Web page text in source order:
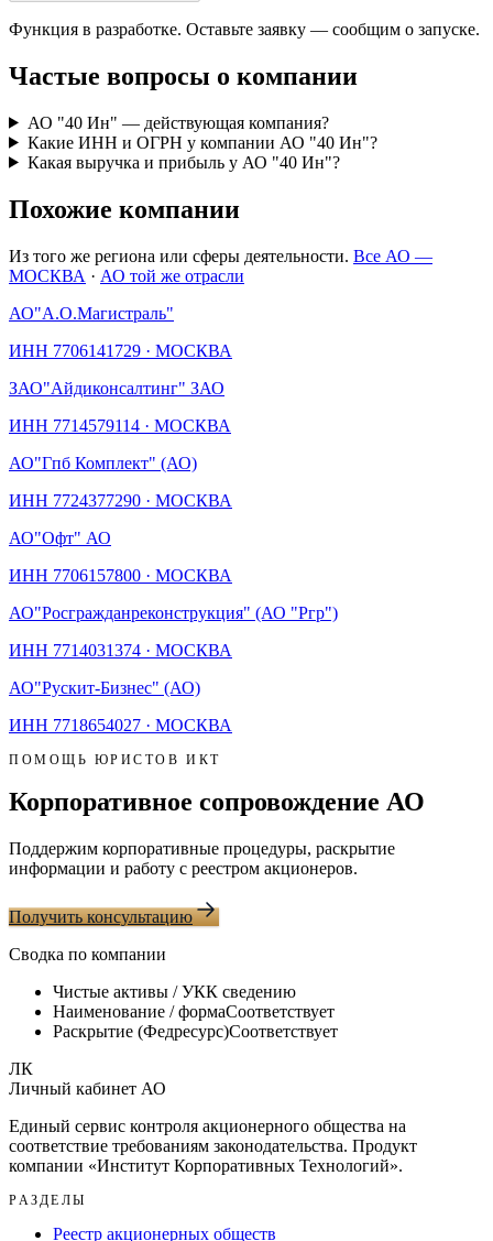
Функция в разработке. Оставьте заявку — сообщим о запуске.
Частые вопросы о компании
АО "40 Ин" — действующая компания?
Какие ИНН и ОГРН у компании АО "40 Ин"?
Какая выручка и прибыль у АО "40 Ин"?
Похожие компании
Из того же региона или сферы деятельности. Все АО —
МОСКВА · АО той же отрасли
АО"А.О.Магистраль"
ИНН 7706141729 · МОСКВА
ЗАО"Айдиконсалтинг" ЗАО
ИНН 7714579114 · МОСКВА
АО"Гпб Комплект" (АО)
ИНН 7724377290 · МОСКВА
АО"Офт" АО
ИНН 7706157800 · МОСКВА
АО"Росгражданреконструкция" (АО "Ргр")
ИНН 7714031374 · МОСКВА
АО"Рускит-Бизнес" (АО)
ИНН 7718654027 · МОСКВА
ПОМОЩЬ ЮРИСТОВ ИКТ
Корпоративное сопровождение АО
Поддержим корпоративные процедуры, раскрытие
информации и работу с реестром акционеров.
Получить консультацию
Сводка по компании
Чистые активы / УКК сведению
Наименование / формаСоответствует
Раскрытие (Федресурс)Соответствует
ЛК
Личный кабинет АО
Единый сервис контроля акционерного общества на
соответствие требованиям законодательства. Продукт
компании «Институт Корпоративных Технологий».
РАЗДЕЛЫ
Реестр акционерных обществ